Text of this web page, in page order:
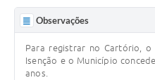
Observações
Para registrar no Cartório, o
Isenção e o Município
anos.